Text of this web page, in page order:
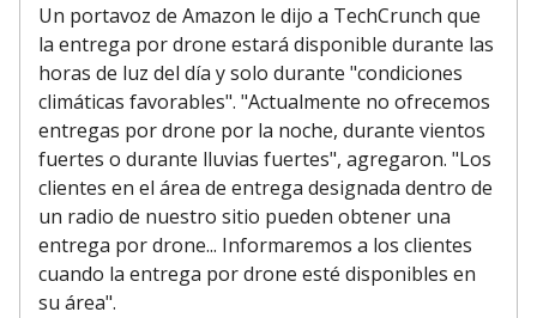
Un portavoz de Amazon le dijo a TechCrunch que
la entrega por drone estará disponible durante las
horas de luz del día y solo durante "condiciones
climáticas favorables". "Actualmente no ofrecemos
entregas por drone por la noche, durante vientos
fuertes o durante lluvias fuertes", agregaron. "Los
clientes en el área de entrega designada dentro de
un radio de nuestro sitio pueden obtener una
entrega por drone... Informaremos a los clientes
cuando la entrega por drone esté disponibles en
su área".